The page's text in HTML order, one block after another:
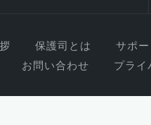
保護司とは
サポ
お問い合わせ プライ